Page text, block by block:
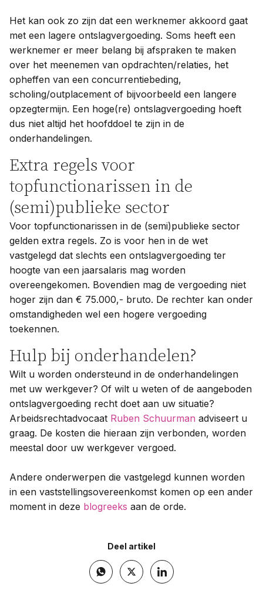
Het kan ook zo zijn dat een werknemer akkoord gaat
met een lagere ontslagvergoeding. Soms heeft een
werknemer er meer belang bij afspraken te maken
over het meenemen van opdrachten/relaties, het
opheffen van een concurrentiebeding,
scholing/outplacement of bijvoorbeeld een langere
opzegtermijn. Een hoge(re) ontslagvergoeding hoeft
dus niet altijd het hoofddoel te zijn in de
onderhandelingen.
Extra regels voor
topfunctionarissen in de
(semi)publieke sector
Voor topfunctionarissen in de (semi)publieke sector
gelden extra regels. Zo is voor hen in de wet
vastgelegd dat slechts een ontslagvergoeding ter
hoogte van een jaarsalaris mag worden
overeengekomen. Bovendien mag de vergoeding niet
hoger zijn dan € 75.000,- bruto. De rechter kan onder
omstandigheden wel een hogere vergoeding
toekennen.
Hulp bij onderhandelen?
Wilt u worden ondersteund in de onderhandelingen
met uw werkgever? Of wilt u weten of de aangeboden
ontslagvergoeding recht doet aan uw situatie?
Arbeidsrechtadvocaat Ruben Schuurman adviseert u
graag. De kosten die hieraan zijn verbonden, worden
meestal door uw werkgever vergoed.
Andere onderwerpen die vastgelegd kunnen worden
in een vaststellingsovereenkomst komen op een ander
moment in deze blogreeks aan de orde.
Deel artikel